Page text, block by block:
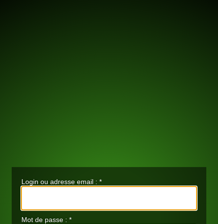
Login ou adresse email : *
Mot de passe : *